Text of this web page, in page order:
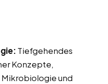
Tiefgehendes
Konzepte,
und